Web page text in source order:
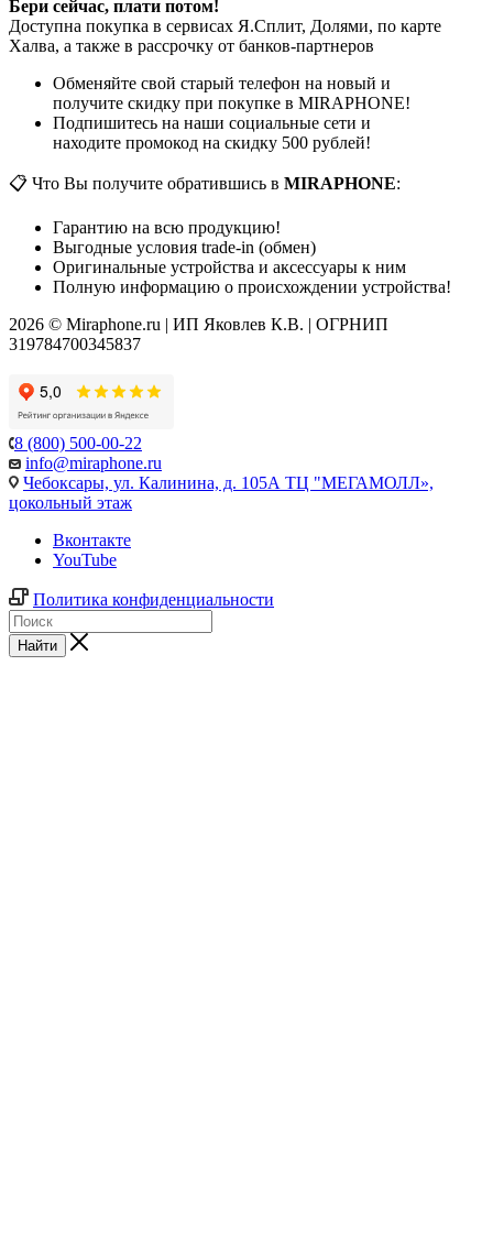
Бери сейчас, плати потом!
Доступна покупка в сервисах Я.Сплит, Долями, по карте
Халва, а также в рассрочку от банков-партнеров
Обменяйте свой старый телефон на новый и
получите скидку при покупке в MIRAPHONE!
Подпишитесь на наши социальные сети и
находите промокод на скидку 500 рублей!
📋 Что Вы получите обратившись в MIRAPHONE:
Гарантию на всю продукцию!
Выгодные условия trade-in (обмен)
Оригинальные устройства и аксессуары к ним
Полную информацию о происхождении устройства!
2026 © Miraphone.ru | ИП Яковлев К.В. | ОГРНИП
319784700345837
8 (800) 500-00-22
info@miraphone.ru
Чебоксары, ул. Калинина, д. 105А ТЦ "МЕГАМОЛЛ»,
цокольный этаж
Вконтакте
YouTube
Политика конфиденциальности
Найти